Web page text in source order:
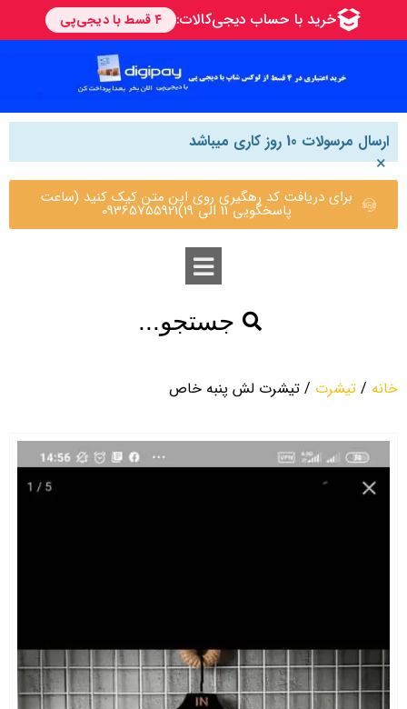
ارسال مرسولات 10 روز کاری میباشد
×
برای دریافت کد رهگیری روی این متن کیک کنید (ساعت
پاسخگویی 11 الی 19)09365755921
جستجو...
خانه / تیشرت / تیشرت لش پنبه خاص